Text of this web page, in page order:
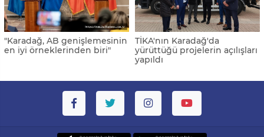
"Karadağ, AB genişlemesinin
en iyi örneklerinden biri"
TİKA'nın Karadağ'da
yürüttüğü projelerin açılışları
yapıldı